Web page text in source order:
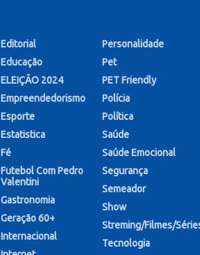
Editorial
Educação
ELEIÇÃO 2024
Empreendedorismo
Esporte
Estatistica
Fé
Futebol Com Pedro
Valentini
Gastronomia
Geração 60+
Internacional
Personalidade
Pet
PET Friendly
Polícia
Política
Saúde
Saúde Emocional
Segurança
Semeador
Show
Streming/Filmes/
Tecnologia